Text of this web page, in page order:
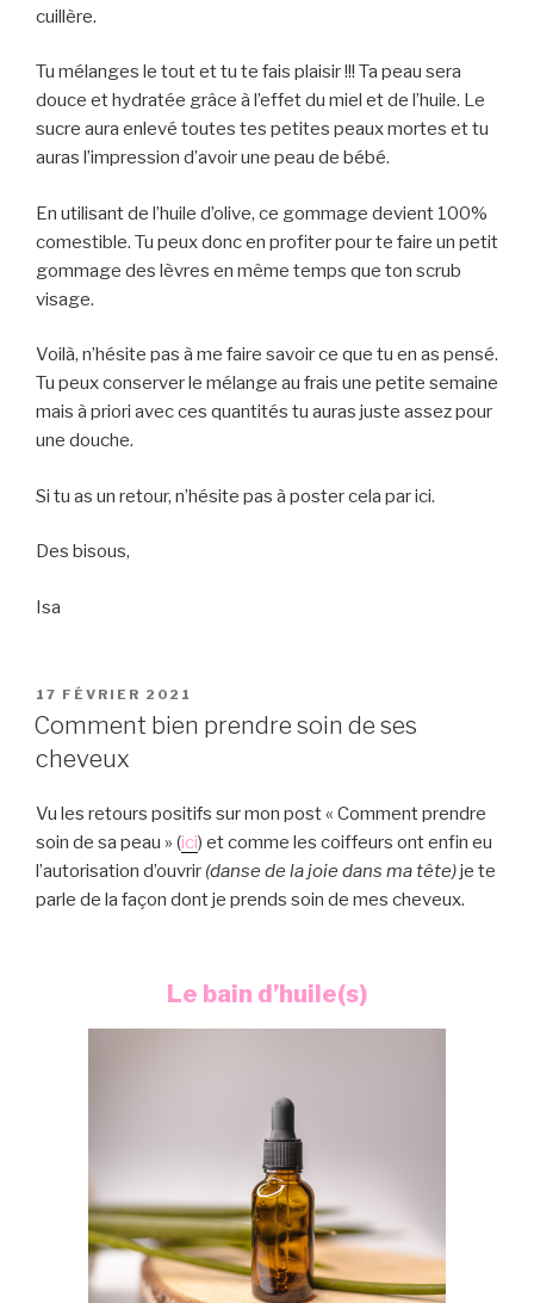
cuillère.
Tu mélanges le tout et tu te fais plaisir !!! Ta peau sera
douce et hydratée grâce à l’effet du miel et de l’huile. Le
sucre aura enlevé toutes tes petites peaux mortes et tu
auras l’impression d’avoir une peau de bébé.
En utilisant de l’huile d’olive, ce gommage devient 100%
comestible. Tu peux donc en profiter pour te faire un petit
gommage des lèvres en même temps que ton scrub
visage.
Voilà, n’hésite pas à me faire savoir ce que tu en as pensé.
Tu peux conserver le mélange au frais une petite semaine
mais à priori avec ces quantités tu auras juste assez pour
une douche.
Si tu as un retour, n’hésite pas à poster cela par ici.
Des bisous,
Isa
PUBLIÉ
LE
17 FÉVRIER 2021
Comment bien prendre soin de ses
cheveux
Vu les retours positifs sur mon post « Comment prendre
soin de sa peau » (ici) et comme les coiffeurs ont enfin eu
l’autorisation d’ouvrir (danse de la joie dans ma tête)je te
parle de la façon dont je prends soin de mes cheveux.
Le bain d’huile(s)